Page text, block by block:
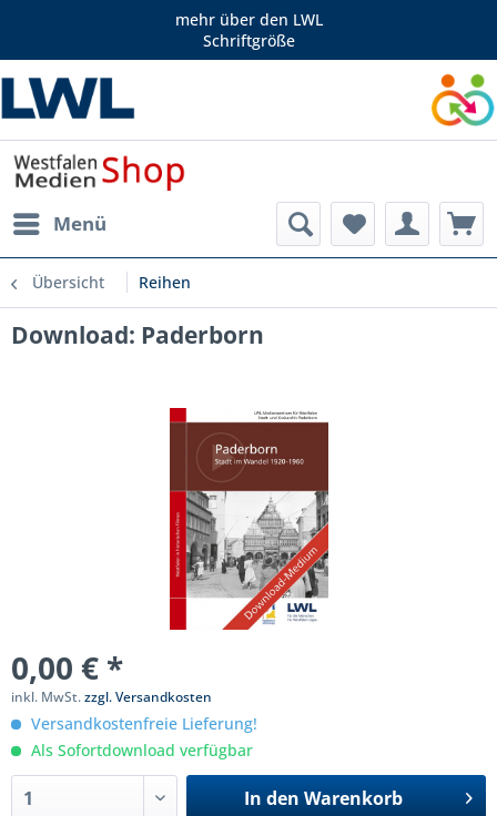
mehr über den LWL
Schriftgröße
Menü
Übersicht Reihen
Download: Paderborn
0,00 € *
inkl. MwSt.zzgl. Versandkosten
Versandkostenfreie Lieferung!
Als Sofortdownload verfügbar
In den Warenkorb